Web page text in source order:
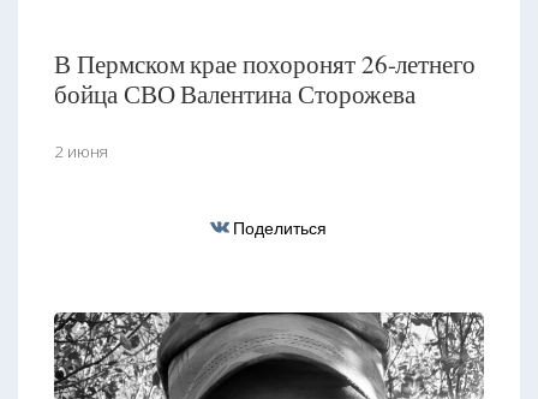
В Пермском крае похоронят 26-летнего
бойца СВО Валентина Сторожева
2 июня
Поделиться